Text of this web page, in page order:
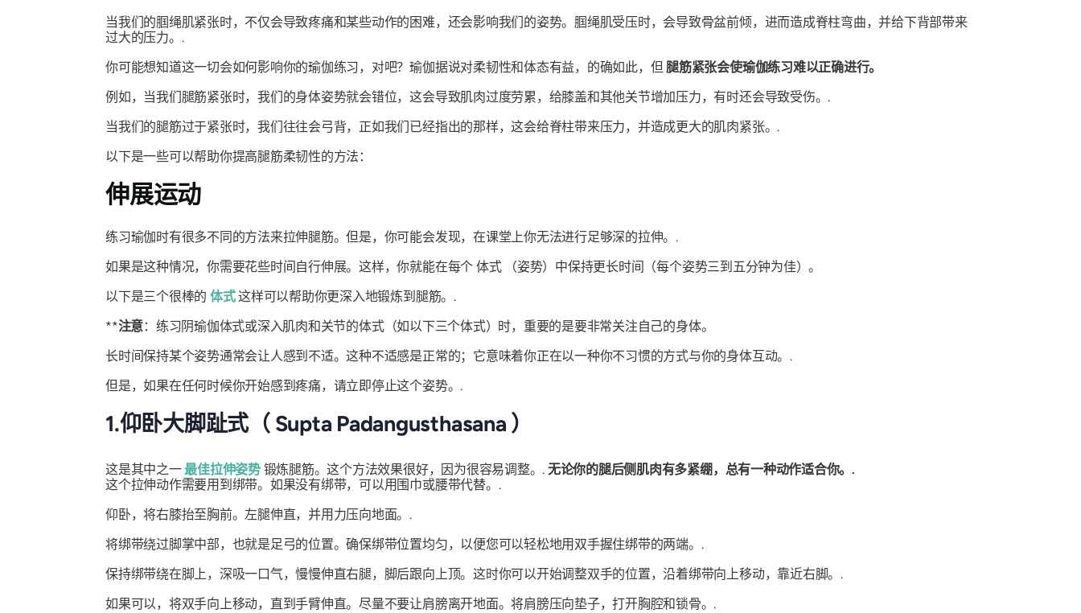
当我们的腘绳肌紧张时，不仅会导致疼痛和某些动作的困难，还会影响我们的姿势。腘绳肌受压时，会导致骨盆前倾，进而造成脊柱弯曲，并给下背部带来
过大的压力。.
你可能想知道这一切会如何影响你的瑜伽练习，对吧？瑜伽据说对柔韧性和体态有益，的确如此，但腿筋紧张会使瑜伽练习难以正确进行。
例如，当我们腿筋紧张时，我们的身体姿势就会错位，这会导致肌肉过度劳累，给膝盖和其他关节增加压力，有时还会导致受伤。.
当我们的腿筋过于紧张时，我们往往会弓背，正如我们已经指出的那样，这会给脊柱带来压力，并造成更大的肌肉紧张。.
以下是一些可以帮助你提高腿筋柔韧性的方法：
伸展运动
练习瑜伽时有很多不同的方法来拉伸腿筋。但是，你可能会发现，在课堂上你无法进行足够深的拉伸。.
如果是这种情况，你需要花些时间自行伸展。这样，你就能在每个 体式（姿势）中保持更长时间（每个姿势三到五分钟为佳）。
以下是三个很棒的 体式这样可以帮助你更深入地锻炼到腿筋。.
**注意：练习阴瑜伽体式或深入肌肉和关节的体式（如以下三个体式）时，重要的是要非常关注自己的身体。
长时间保持某个姿势通常会让人感到不适。这种不适感是正常的；它意味着你正在以一种你不习惯的方式与你的身体互动。.
但是，如果在任何时候你开始感到疼痛，请立即停止这个姿势。.
1.仰卧大脚趾式（ Supta Padangusthasana ）
这是其中之一最佳拉伸姿势锻炼腿筋。这个方法效果很好，因为很容易调整。. 无论你的腿后侧肌肉有多紧绷，总有一种动作适合你。.
这个拉伸动作需要用到绑带。如果没有绑带，可以用围巾或腰带代替。.
仰卧，将右膝抬至胸前。左腿伸直，并用力压向地面。.
将绑带绕过脚掌中部，也就是足弓的位置。确保绑带位置均匀，以便您可以轻松地用双手握住绑带的两端。.
保持绑带绕在脚上，深吸一口气，慢慢伸直右腿，脚后跟向上顶。这时你可以开始调整双手的位置，沿着绑带向上移动，靠近右脚。.
如果可以，将双手向上移动，直到手臂伸直。尽量不要让肩膀离开地面。将肩膀压向垫子，打开胸腔和锁骨。.